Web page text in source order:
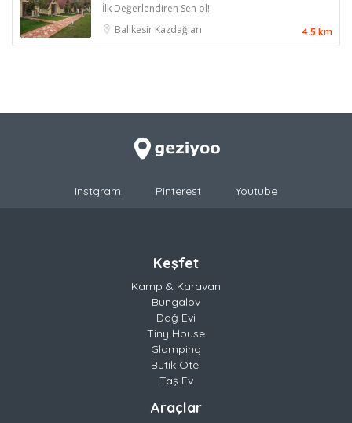
İlk Değerlendiren Sen ol!
Balıkesir Kazdağları 4.5 km
Instgram Pinterest Youtube
Keşfet
Kamp & Karavan
Bungalov
Dağ Evi
Tiny House
Glamping
Butik Otel
Taş Ev
Araçlar